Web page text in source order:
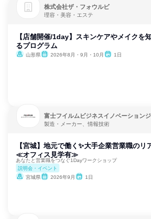
株式会社ザ・フォウルビ
理容・美容・エステ
【店舗開催/1day】スキンケアやメイクを
るプログラム
山形県 2026年8月・9月・10月 1日
富士フイルムビジネスイノベーション
製造・メーカー、情報技術
【宮城】地元で働く✨大手企業営業職のリ
≪オフィス見学有≫
あなたと営業職をつなぐ1Dayワークショップ
説明会・イベント
宮城県
2026年9月 1日